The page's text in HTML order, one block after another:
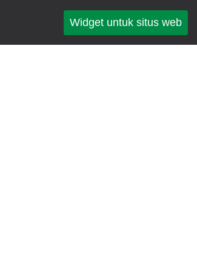
Widget untuk situs web